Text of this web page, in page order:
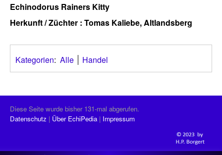
Echinodorus Rainers Kitty
Herkunft / Züchter : Tomas Kaliebe, Altlandsberg
Kategorien: Alle Handel
Diese Seite wurde bisher 131-mal abgerufen.
Datenschutz
Über EchiPedia Impressum